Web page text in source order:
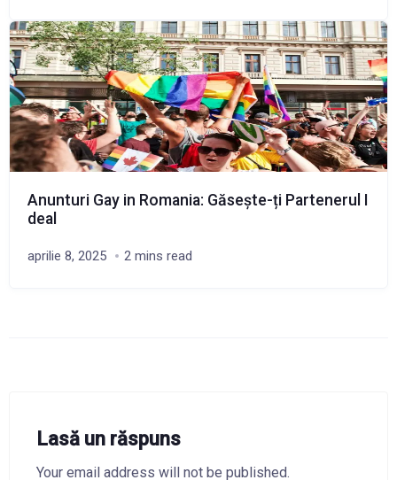
Anunturi Gay in Romania: Găsește-ți Partenerul I
deal
aprilie 8, 2025 2 mins read
Lasă un răspuns
Your email address will not be published.